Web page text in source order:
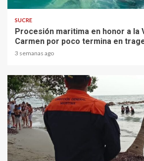
SUCRE
Procesión maritima en honor a la
Carmen por poco termina en
3 semanas ago
2 min read